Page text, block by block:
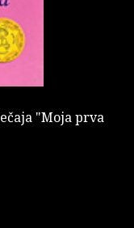
"Moja prva